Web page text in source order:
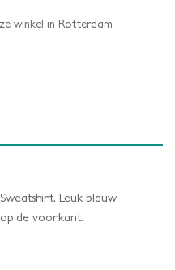
winkel in Rotterdam
Leuk blauw
de voorkant.